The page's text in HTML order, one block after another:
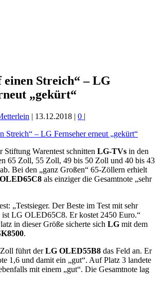
einen Streich“ – LG
„gekürt“
| 13.12.2018 | 0 |
Stiftung Warentest schnitten LG-TVs in den
65 Zoll, 55 Zoll, 49 bis 50 Zoll und 40 bis 43
Bei den „ganz Großen“ 65-Zöllern erhielt
als einziger die Gesamtnote „sehr
„Testsieger. Der Beste im Test mit sehr
LG OLED65C8. Er kostet 2450 Euro.“
in dieser Größe sicherte sich LG mit dem
.
führt derLG OLED55B8 das Feld an. Er
1,6 und damit ein „gut“. Auf Platz 3 landete
mit einem „gut“. Die Gesamtnote lag